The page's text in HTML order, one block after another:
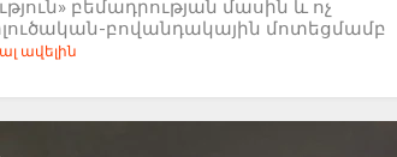
բեմադրության մասին և ոչ
բովանդակային մոտեցմամբ
ավելին